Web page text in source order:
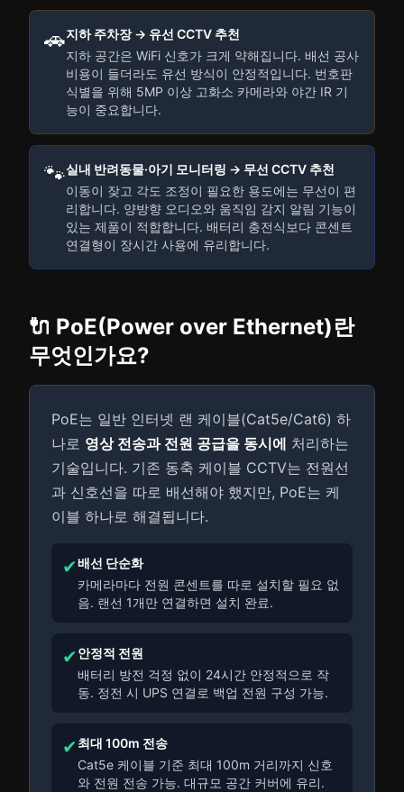
🚗지하 주차장 → 유선 CCTV 추천
지하 공간은 WiFi 신호가 크게 약해집니다. 배선 공사
비용이 들더라도 유선 방식이 안정적입니다. 번호판
식별을 위해 5MP 이상 고화소 카메라와 야간 IR 기
능이 중요합니다.
🐾실내 반려동물·아기 모니터링 → 무선 CCTV 추천
이동이 잦고 각도 조정이 필요한 용도에는 무선이 편
리합니다. 양방향 오디오와 움직임 감지 알림 기능이
있는 제품이 적합합니다. 배터리 충전식보다 콘센트
연결형이 장시간 사용에 유리합니다.
🔌 PoE(Power over Ethernet)란
무엇인가요?
PoE는 일반 인터넷 랜 케이블(Cat5e/Cat6) 하
나로 영상 전송과 전원 공급을 동시에 처리하는
기술입니다. 기존 동축 케이블 CCTV는 전원선
과 신호선을 따로 배선해야 했지만, PoE는 케
이블 하나로 해결됩니다.
✔배선 단순화
카메라마다 전원 콘센트를 따로 설치할 필요 없
음. 랜선 1개만 연결하면 설치 완료.
✔안정적 전원
배터리 방전 걱정 없이 24시간 안정적으로 작
동. 정전 시 UPS 연결로 백업 전원 구성 가능.
✔최대 100m 전송
Cat5e 케이블 기준 최대 100m 거리까지 신호
와 전원 전송 가능. 대규모 공간 커버에 유리.